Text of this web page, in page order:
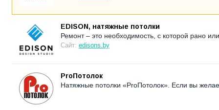
EDISON, натяжные потолки
Ремонт – это необходимость, с которой рано
Сайт: edisons.by
ProПотолок
Натяжные потолки «ProПотолок». Если вы